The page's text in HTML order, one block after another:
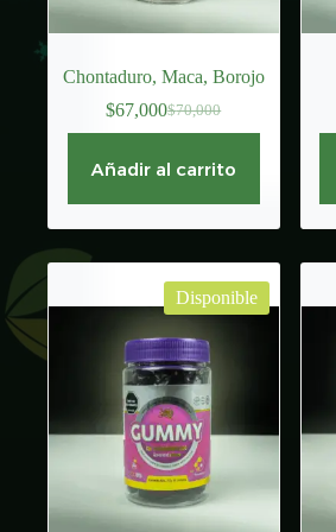
Chontaduro, Maca, Borojo
$70,000
El
original
$70,000.
$67,000El
actual
$67,000.
Añadir al carrito
Disponible